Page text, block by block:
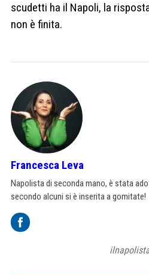
scudetti ha il Napoli, la
non è finita.
Francesca Leva
Napolista di seconda mano, è stata
secondo alcuni si è inserita a gomitate!